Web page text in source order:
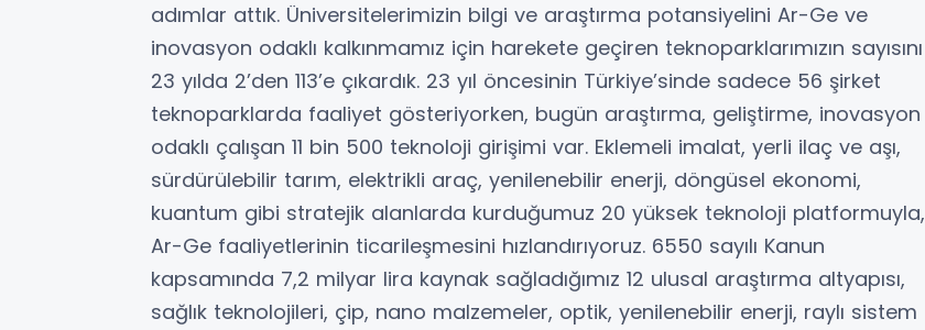
adımlar attık. Üniversitelerimizin bilgi ve araştırma potansiyelini Ar-Ge ve
inovasyon odaklı kalkınmamız için harekete geçiren teknoparklarımızın sayısını
23 yılda 2’den 113’e çıkardık. 23 yıl öncesinin Türkiye’sinde sadece 56 şirket
teknoparklarda faaliyet gösteriyorken, bugün araştırma, geliştirme, inovasyon
odaklı çalışan 11 bin 500 teknoloji girişimi var. Eklemeli imalat, yerli ilaç ve aşı,
sürdürülebilir tarım, elektrikli araç, yenilenebilir enerji, döngüsel ekonomi,
kuantum gibi stratejik alanlarda kurduğumuz 20 yüksek teknoloji platformuyla,
Ar-Ge faaliyetlerinin ticarileşmesini hızlandırıyoruz. 6550 sayılı Kanun
kapsamında 7,2 milyar lira kaynak sağladığımız 12 ulusal araştırma altyapısı,
sağlık teknolojileri, çip, nano malzemeler, optik, yenilenebilir enerji, raylı sistem